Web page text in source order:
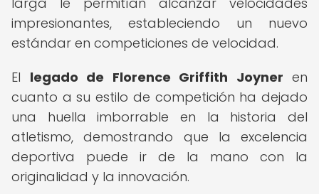
impresionantes, estableciendo un nuevo
estándar en competiciones de velocidad.
El legado de Florence Griffith Joyner en
cuanto a su estilo de competición ha dejado
una huella imborrable en la historia del
atletismo, demostrando que la excelencia
deportiva puede ir de la mano con la
originalidad y la innovación.